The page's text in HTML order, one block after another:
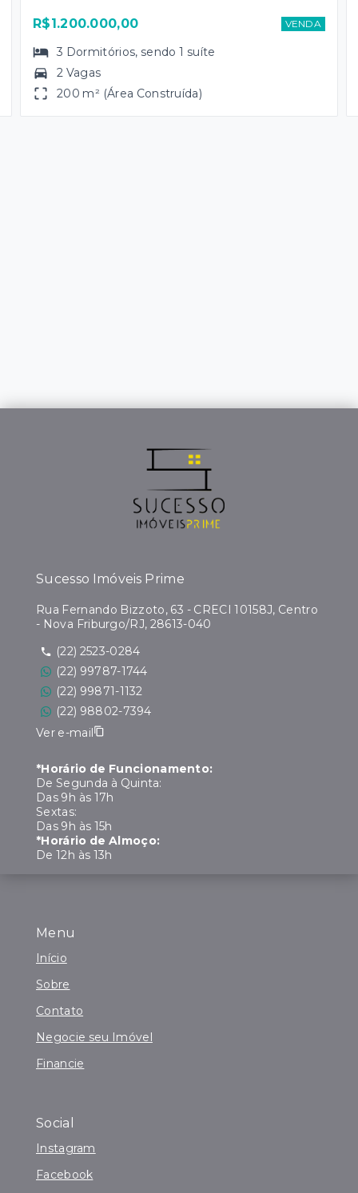
R$1.200.000,00 VENDA
3 Dormitórios, sendo1 suíte
2 Vagas
200 m² (Área Construída)
Menu
Início
Sobre
Contato
Negocie seu Imóvel
Financie
Social
Instagram
Facebook
Sucesso Imóveis Prime
Rua Fernando Bizzoto, 63 - CRECI 10158J, Centro
- Nova Friburgo/RJ, 28613-040
(22) 2523-0284
(22) 99787-1744
(22) 99871-1132
(22) 98802-7394
Ver e-mail
*Horário de Funcionamento:
De Segunda à Quinta:
Das 9h às 17h
Sextas:
Das 9h às 15h
*Horário de Almoço:
De 12h às 13h